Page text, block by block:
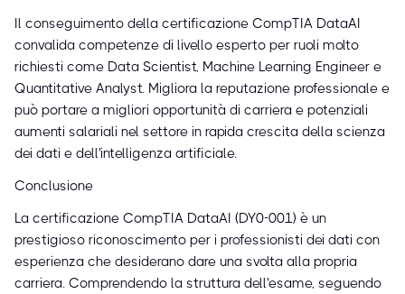
Il conseguimento della certificazione CompTIA DataAI
convalida competenze di livello esperto per ruoli molto
richiesti come Data Scientist, Machine Learning Engineer e
Quantitative Analyst. Migliora la reputazione professionale e
può portare a migliori opportunità di carriera e potenziali
aumenti salariali nel settore in rapida crescita della scienza
dei dati e dell'intelligenza artificiale.
Conclusione
La certificazione CompTIA DataAI (DY0-001) è un
prestigioso riconoscimento per i professionisti dei dati con
esperienza che desiderano dare una svolta alla propria
carriera. Comprendendo la struttura dell'esame, seguendo